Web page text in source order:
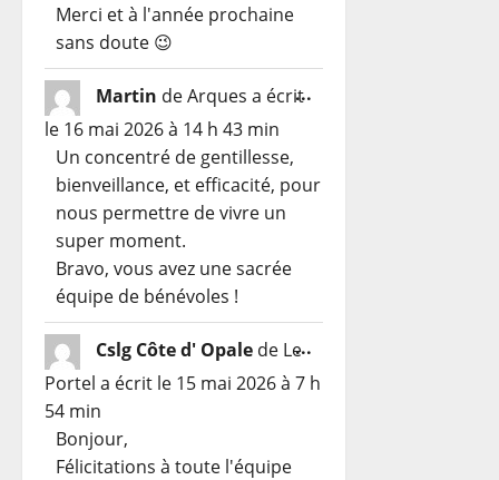
Merci et à l'année prochaine
sans doute 😉
Martin deArques a écrit
le 16 mai 2026à 14 h 43 min
Un concentré de gentillesse,
bienveillance, et efficacité, pour
nous permettre de vivre un
super moment.
Bravo, vous avez une sacrée
équipe de bénévoles !
...Ouvrir/Fermer
méta.
Cslg Côte d' Opale de Le
Portel a écrit le 15 mai 2026à 7 h
54 min
Bonjour,
Félicitations à toute l'équipe
...Ouvrir/Fermer
cette